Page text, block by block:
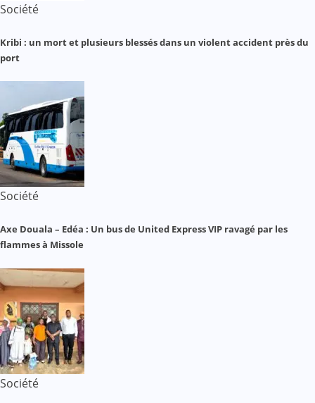
Société
Kribi : un mort et plusieurs blessés dans un violent accident près du
port
Société
Axe Douala – Edéa : Un bus de United Express VIP ravagé par les
flammes à Missole
Société